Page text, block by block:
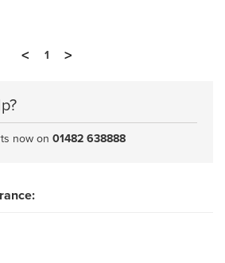
< 1 >
now on 01482 638888